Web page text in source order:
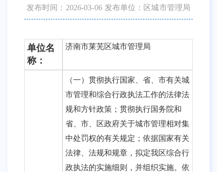
发布时间：2026-03-06 发布单位：区城市管理局
单位名
称：
济南市莱芜区城市管理局
（一）贯彻执行国家、省、市有关城
市管理和综合行政执法工作的法律法
规和方针政策；贯彻执行国务院和
省、市、区政府关于城市管理相对集
中处罚权的有关规定；依据国家有关
法律、法规和规章，拟定我区综合行
政执法的实施细则，并组织实施。依